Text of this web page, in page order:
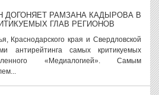
ДОГОНЯЕТ РАМЗАНА КАДЫРОВА В
ГЛАВ РЕГИОНОВ
Краснодарского края и Свердловской
антирейтинга самых критикуемых
«Медиалогией». Самым